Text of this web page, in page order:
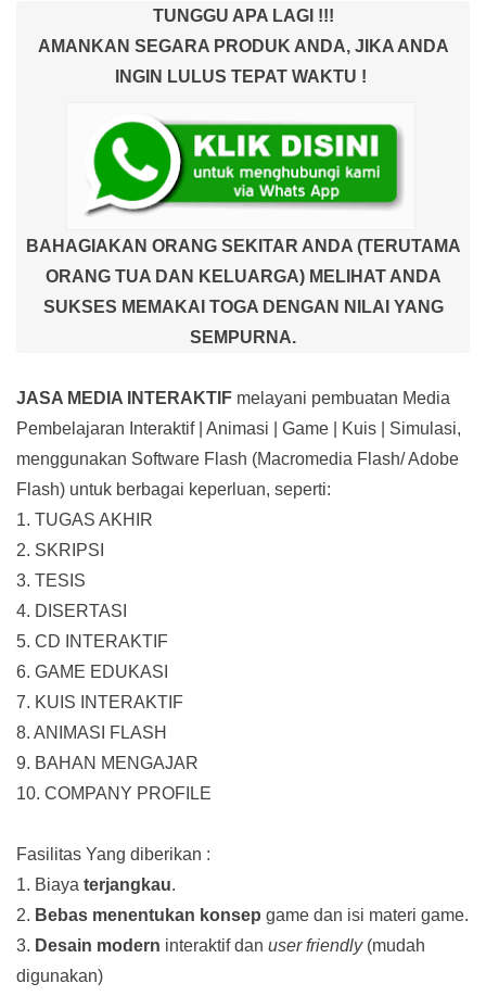
TUNGGU APA LAGI !!!
AMANKAN SEGARA PRODUK ANDA, JIKA ANDA
INGIN LULUS TEPAT WAKTU !
BAHAGIAKAN ORANG SEKITAR ANDA (TERUTAMA
ORANG TUA DAN KELUARGA) MELIHAT ANDA
SUKSES MEMAKAI TOGA DENGAN NILAI YANG
SEMPURNA.
JASA MEDIA INTERAKTIF melayani pembuatan Media
Pembelajaran Interaktif| Animasi | Game | Kuis | Simulasi,
menggunakan Software Flash (Macromedia Flash/ Adobe
Flash) untuk berbagai keperluan, seperti:
1. TUGAS AKHIR
2. SKRIPSI
3. TESIS
4. DISERTASI
5. CD INTERAKTIF
6. GAME EDUKASI
7. KUIS INTERAKTIF
8. ANIMASI FLASH
9. BAHAN MENGAJAR
10. COMPANY PROFILE
Fasilitas Yang diberikan :
1. Biaya terjangkau.
2. Bebas menentukan konsep game dan isi materi game.
3. Desain modern interaktif dan user friendly(mudah
digunakan)